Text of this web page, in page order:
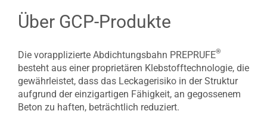
Über GCP-Produkte
Die vorapplizierte Abdichtungsbahn PREPRUFE®
besteht aus einer proprietären Klebstofftechnologie, die
gewährleistet, dass das Leckagerisiko in der Struktur
aufgrund der einzigartigen Fähigkeit, an gegossenem
Beton zu haften, beträchtlich reduziert.